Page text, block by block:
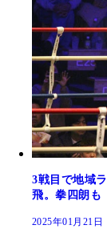
3戦目で地域
飛。拳四朗も
2025年01月21日